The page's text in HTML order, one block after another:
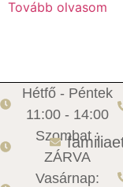
Tovább olvasom
Hétfő - Péntek
11:00 - 14:00
Szombat :
ZÁRVA
Vasárnap: